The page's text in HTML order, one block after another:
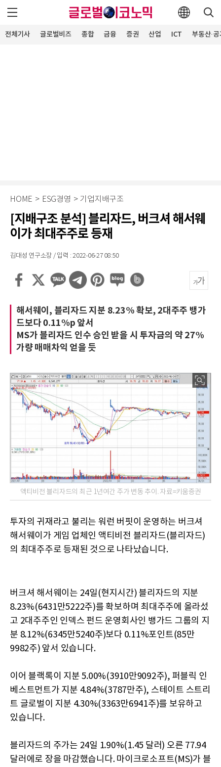
전체기사 글로벌비즈 종합 금융 증권 산업 ICT 부동산·
HOME > ESG경영 > 기업지배구조
[지배구조 분석] 블리자드, 버크셔 해서웨
이가 최대주주로 등재
김대성 연구소장 / 입력 : 2022-06-27 08:50
해서웨이, 블리자드 지분 8.23% 확보, 2대주주 뱅가
드보다 0.11%p 앞서
MS가 블리자드 인수 승인 받을 시 투자금의 약 27%
가량 매매차익 얻을 듯
액티비전 블리자드의 최근 1년여간 주가 변동 추이. 자료=키움증권
투자의 귀재라고 불리는 워런 버핏이 운영하는 버크셔
해서웨이가 게임 업체인 액티비전 블리자드(블리자드)
의 최대주주로 등재된 것으로 나타났습니다.
버크셔 해서웨이는 24일(현지시간) 블리자드의 지분
8.23%(6431만5222주)를 확보하며 최대주주에 올라섰
고 2대주주인 인덱스 펀드 운영회사인 뱅가드 그룹의 지
분 8.12%(6345만5240주)보다 0.11%포인트(85만
9982주) 앞서 있습니다.
이어 블랙록이 지분 5.00%(3910만9092주), 퍼블릭 인
베스트먼트가 지분 4.84%(3787만주), 스테이트 스트리
트 글로벌이 지분 4.30%(3363만6941주)를 보유하고
있습니다.
블리자드의 주가는 24일 1.90%(1.45 달러) 오른 77.94
달러에로 장을 마감했습니다. 마이크로소프트(MS)가 블